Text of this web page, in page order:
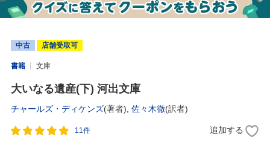
中古 店舗受取可
書籍 文庫
大いなる遺産(下) 河出文庫
チャールズ・ディケンズ(著者), 佐々木徹(訳者)
11件 追加する